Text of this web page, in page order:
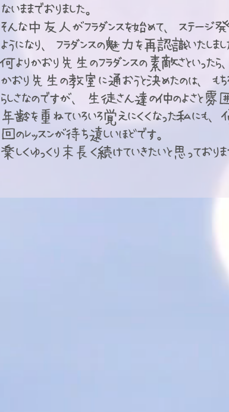
ないままでおりました。
そんな中友人がフラダンスを始めて、ステージ
ようになり、フラダンスの魅力を再認識いたしまし
何よりかおり先生のフラダンスの素敵さといった
かおり先生の教室に通おうと決めたのは、もち
らしさなのですが、生徒さん達の仲のよさと雰囲
年齢を重ねていろいろ覚えにくくなった私にも
回のレッスンが待ち遠しいほどです。
楽しくゆっくり末長く続けていきたいと思っておりま